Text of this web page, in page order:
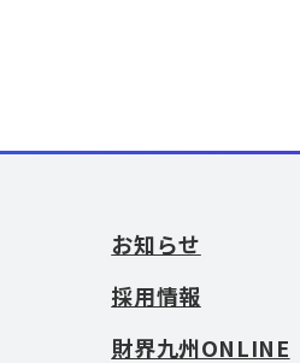
お知らせ
採用情報
財界九州ONLINE